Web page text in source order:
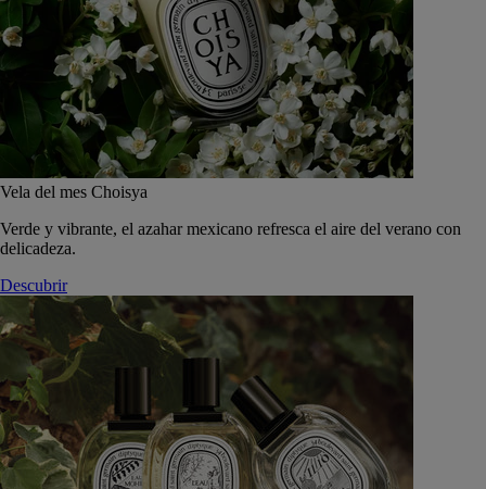
Vela del mes Choisya
Verde y vibrante, el azahar mexicano refresca el aire del verano con
delicadeza.
Descubrir